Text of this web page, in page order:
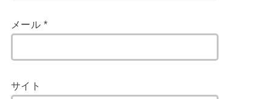
メール *
サイト